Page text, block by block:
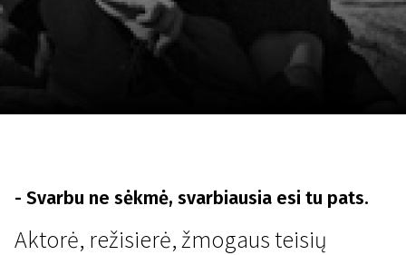
- Svarbu ne sėkmė, svarbiausia esi tu pats.
Aktorė, režisierė, žmogaus teisių